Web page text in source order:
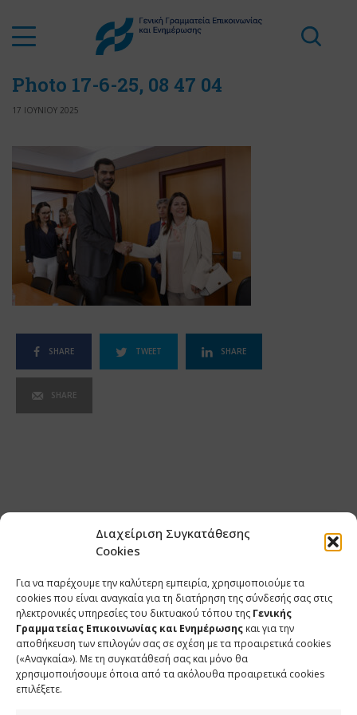
Διαχείριση Συγκατάθεσης
Cookies
Για να παρέχουμε την καλύτερη εμπειρία, χρησιμοποιούμε τα
cookies που είναι αναγκαία για τη διατήρηση της σύνδεσής σας στις
ηλεκτρονικές υπηρεσίες του δικτυακού τόπου της Γενικής
Γραμματείας Επικοινωνίας και Ενημέρωσης και για την
αποθήκευση των επιλογών σας σε σχέση με τα προαιρετικά cookies
(«Αναγκαία»). Με τη συγκατάθεσή σας και μόνο θα
χρησιμοποιήσουμε όποια από τα ακόλουθα προαιρετικά cookies
επιλέξετε.
Photo 17-6-25, 08 47 04
17 ΙΟΥΝΙΟΥ 2025
SHARE TWEET SHARE
SHARE
ΕΠΙΚΟΙΝΩΝΙΑ
Φραγκούδη 11 & Αλεξάνδρου Πάντου